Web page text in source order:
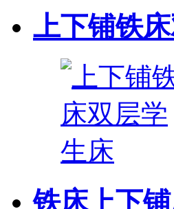
上下铺铁
铁床上下